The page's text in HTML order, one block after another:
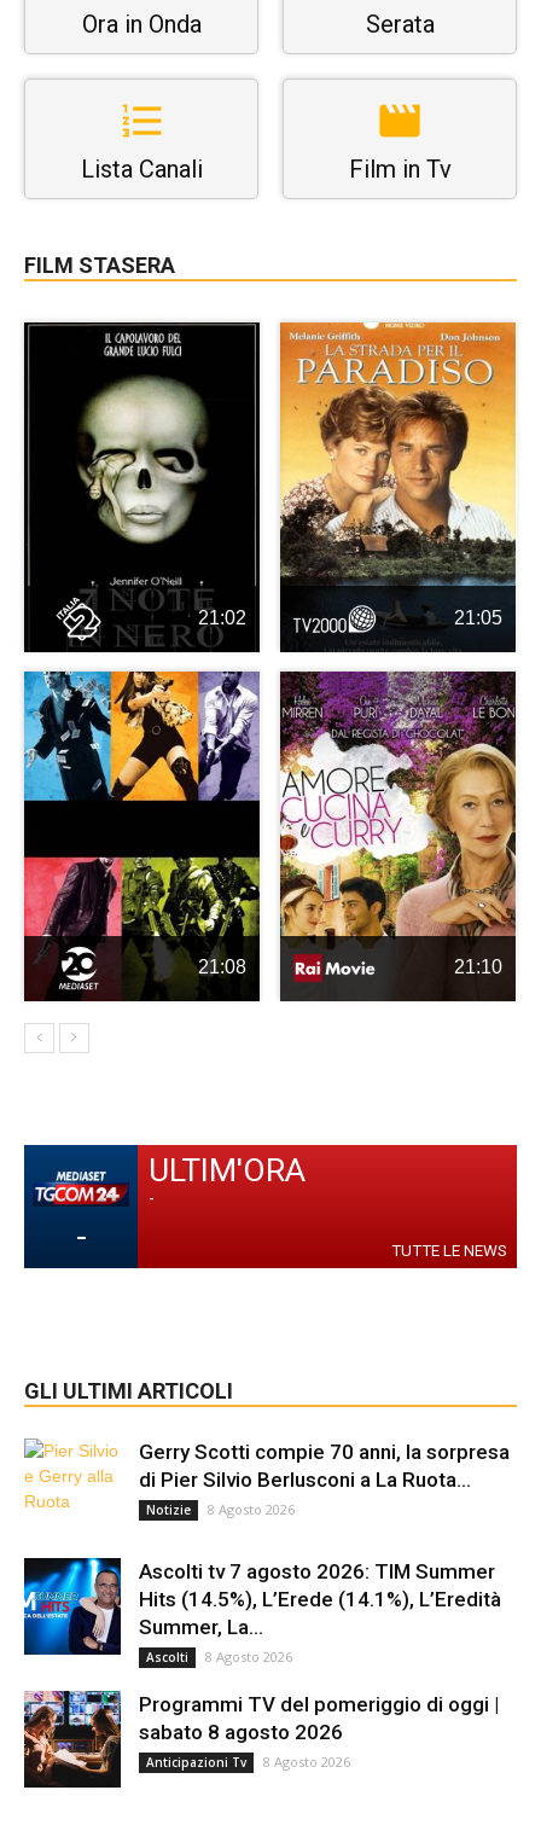
Ora in Onda Serata
Lista Canali Film in Tv
FILM STASERA
21:02 21:05
21:08 21:10
-
ULTIM'ORA
-
TUTTE LE NEWS
GLI ULTIMI ARTICOLI
Gerry Scotti compie 70 anni, la sorpresa
di Pier Silvio Berlusconi a La Ruota...
Notizie 8 Agosto 2026
Ascolti tv 7 agosto 2026: TIM Summer
Hits (14.5%), L’Erede (14.1%), L’Eredità
Summer, La...
Ascolti 8 Agosto 2026
Programmi TV del pomeriggio di oggi |
sabato 8 agosto 2026
Anticipazioni Tv 8 Agosto 2026